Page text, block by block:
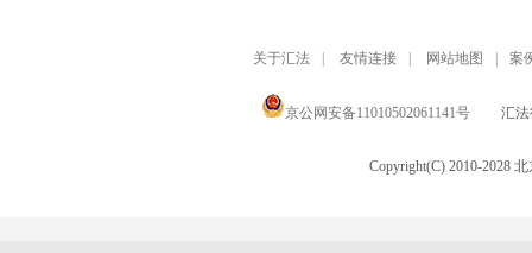
关于汇法 友情连接 网站地图 案
京公网安备11010502061141号 汇法
Copyright(C) 2010-2028